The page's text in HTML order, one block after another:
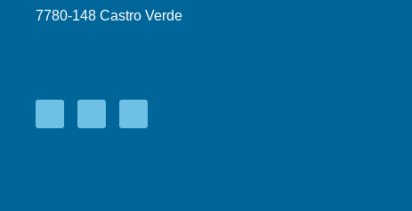
7780-148 Castro Verde